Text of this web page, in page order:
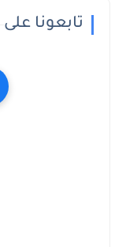
تابعونا على